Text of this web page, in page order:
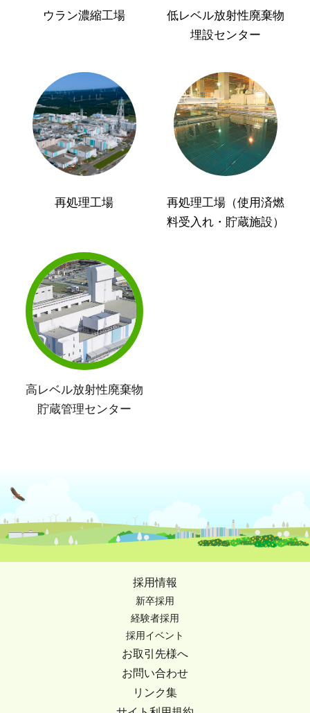
ウラン濃縮工場
低レベル放射性廃棄物
埋設センター
再処理工場
再処理工場（使用済燃
料受入れ・貯蔵施設）
高レベル放射性廃棄物
貯蔵管理センター
採用情報
新卒採用
経験者採用
採用イベント
お取引先様へ
お問い合わせ
リンク集